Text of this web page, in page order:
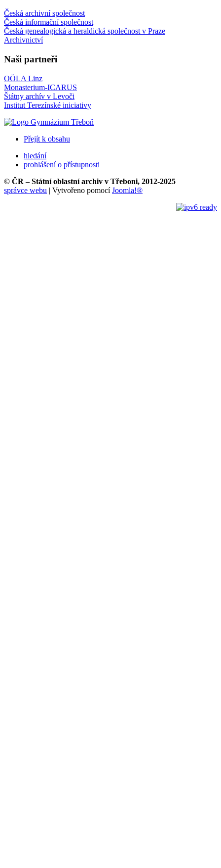
Česká archivní společnost
Česká informační společnost
Česká genealogická a heraldická společnost v Praze
Archivnictví
Naši partneři
OÖLA Linz
Monasterium-ICARUS
Štátny archív v Levoči
Institut Terezínské iniciativy
Přejít k obsahu
hledání
prohlášení o přístupnosti
© ČR – Státní oblastní archiv v Třeboni, 2012-2025
správce webu | Vytvořeno pomocíJoomla!®